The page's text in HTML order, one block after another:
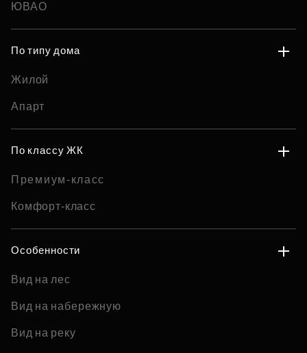
ЮВАО
По типу дома
Жилой
Апарт
По классу ЖК
Премиум-класс
Комфорт-класс
Особенности
Вид на лес
Вид на набережную
Вид на реку